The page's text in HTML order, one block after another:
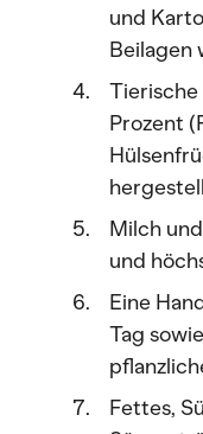
und
Beilagen
Tierische
Prozent
Milch
und
Eine
Tag
Fettes,